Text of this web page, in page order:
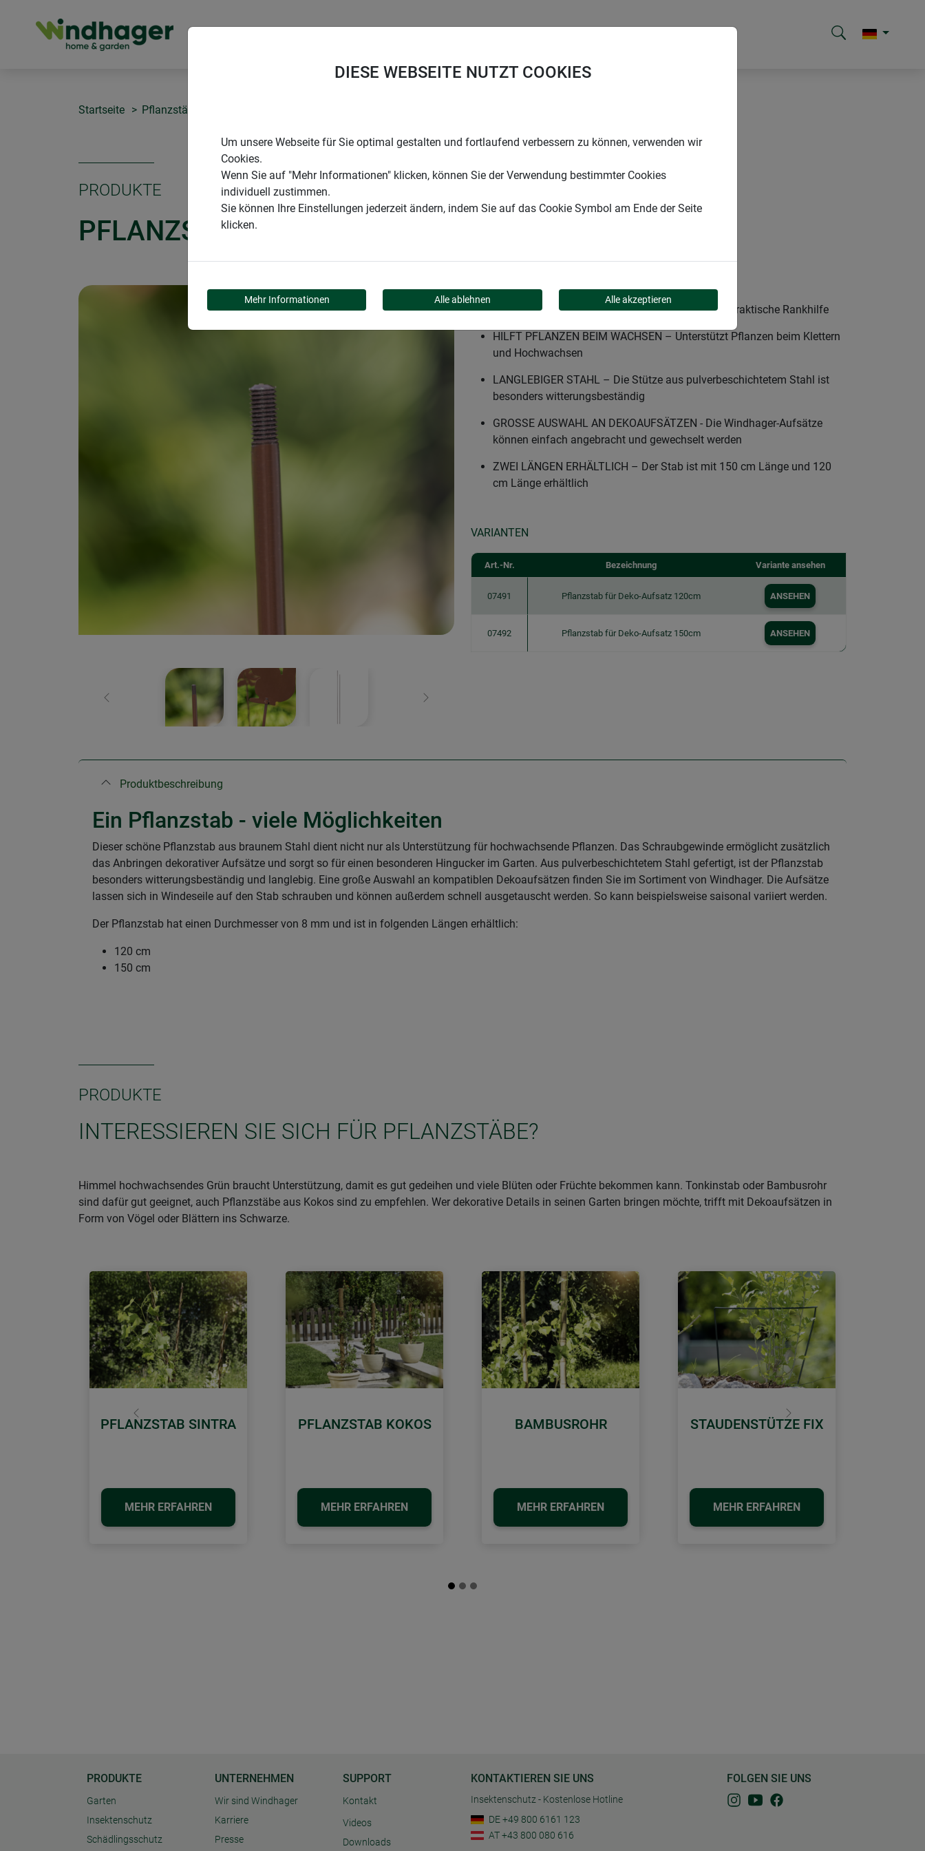
Startseite Pflanzstäbe
PRODUKTE
PFLANZSTAB FÜR DEKOAUFSATZ
Zurück Weiter
2IN1 PFLANZSTAB – Dekorativer Hingucker und praktische Rankhilfe
HILFT PFLANZEN BEIM WACHSEN – Unterstützt Pflanzen beim Klettern
und Hochwachsen
LANGLEBIGER STAHL – Die Stütze aus pulverbeschichtetem Stahl ist
besonders witterungsbeständig
GROSSE AUSWAHL AN DEKOAUFSÄTZEN - Die Windhager-Aufsätze
können einfach angebracht und gewechselt werden
ZWEI LÄNGEN ERHÄLTLICH – Der Stab ist mit 150 cm Länge und 120
cm Länge erhältlich
VARIANTEN
Art.-Nr. Bezeichnung Variante ansehen
07491 Pflanzstab für Deko-Aufsatz 120cm ANSEHEN
07492 Pflanzstab für Deko-Aufsatz 150cm ANSEHEN
Produktbeschreibung
Ein Pflanzstab - viele Möglichkeiten
Dieser schöne Pflanzstab aus braunem Stahl dient nicht nur als Unterstützung für hochwachsende Pflanzen. Das Schraubgewinde ermöglicht zusätzlich
das Anbringen dekorativer Aufsätze und sorgt so für einen besonderen Hingucker im Garten. Aus pulverbeschichtetem Stahl gefertigt, ist der Pflanzstab
besonders witterungsbeständig und langlebig. Eine große Auswahl an kompatiblen Dekoaufsätzen finden Sie im Sortiment von Windhager. Die Aufsätze
lassen sich in Windeseile auf den Stab schrauben und können außerdem schnell ausgetauscht werden. So kann beispielsweise saisonal variiert werden.
Der Pflanzstab hat einen Durchmesser von 8 mm und ist in folgenden Längen erhältlich:
120 cm
150 cm
PRODUKTE
INTERESSIEREN SIE SICH FÜR PFLANZSTÄBE?
Himmel hochwachsendes Grün braucht Unterstützung, damit es gut gedeihen und viele Blüten oder Früchte bekommen kann. Tonkinstab oder Bambusrohr
sind dafür gut geeignet, auch Pflanzstäbe aus Kokos sind zu empfehlen. Wer dekorative Details in seinen Garten bringen möchte, trifft mit Dekoaufsätzen in
Form von Vögel oder Blättern ins Schwarze.
PFLANZSTAB SINTRA
MEHR ERFAHREN
PFLANZSTAB KOKOS
MEHR ERFAHREN
BAMBUSROHR
MEHR ERFAHREN
STAUDENSTÜTZE FIX
MEHR ERFAHREN
Zurück Weiter
PRODUKTE
Garten
Insektenschutz
Schädlingsschutz
UNTERNEHMEN
Wir sind Windhager
Karriere
Presse
SUPPORT
Kontakt
Videos
Downloads
KONTAKTIEREN SIE UNS
Insektenschutz - Kostenlose Hotline
DE +49 800 6161 123
AT +43 800 080 616
FOLGEN SIE UNS
DIESE WEBSEITE NUTZT COOKIES
Um unsere Webseite für Sie optimal gestalten und fortlaufend verbessern zu können, verwenden wir
Cookies.
Wenn Sie auf "Mehr Informationen" klicken, können Sie der Verwendung bestimmter Cookies
individuell zustimmen.
Sie können Ihre Einstellungen jederzeit ändern, indem Sie auf das Cookie Symbol am Ende der Seite
klicken.
Mehr Informationen Alle ablehnen Alle akzeptieren